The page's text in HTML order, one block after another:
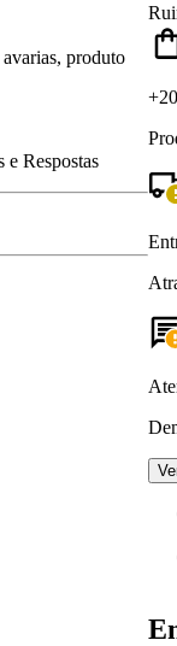
produto
e Respostas